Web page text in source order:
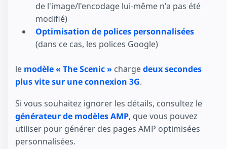
de l'image/l'encodage lui-même n'a pas été
modifié)
Optimisation de polices personnalisées
(dans ce cas, les polices Google)
le modèle « The Scenic » chargedeux secondes
plus vite sur une connexion 3G.
Si vous souhaitez ignorer les détails, consultez le
générateur de modèles AMP, que vous pouvez
utiliser pour générer des pages AMP optimisées
personnalisées.